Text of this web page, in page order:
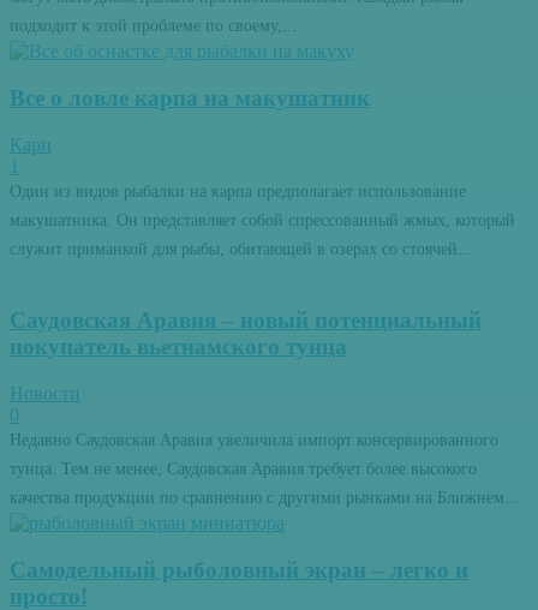
подходит к этой проблеме по своему,...
Все о ловле карпа на макушатник
Карп
1
Один из видов рыбалки на карпа предполагает использование
макушатника. Он представляет собой спрессованный жмых, который
служит приманкой для рыбы, обитающей в озерах со стоячей...
Саудовская Аравия – новый потенциальный
покупатель вьетнамского тунца
Новости
0
Недавно Саудовская Аравия увеличила импорт консервированного
тунца. Тем не менее, Саудовская Аравия требует более высокого
качества продукции по сравнению с другими рынками на Ближнем...
Самодельный рыболовный экран – легко и
просто!